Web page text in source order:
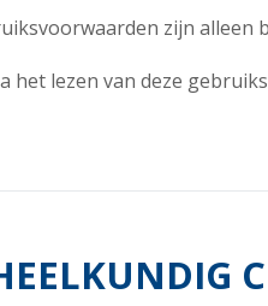
zijn alleen
het lezen van deze